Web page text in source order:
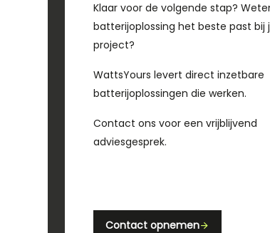
Klaar voor de volgende stap?
batterijoplossing het beste past bij
project?
WattsYours levert direct inzetbare
batterijoplossingen die werken.
Contact ons voor een vrijblijvend
adviesgesprek.
Contact opnemen